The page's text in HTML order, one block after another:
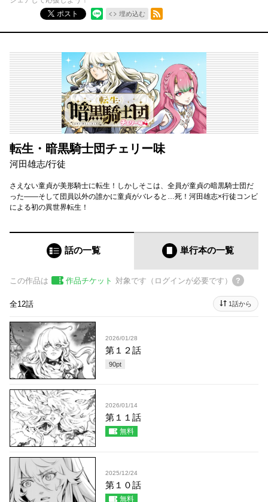
ポスト
埋め込む
RSSフィード
転生・暗黒騎士団チェリー味
河田雄志/行徒
さえない童貞が美形騎士に転生！しかしそこは、全員が童貞の暗黒騎士団だ
った――そして団員以外の誰かに童貞がバレると…死！河田雄志×行徒コンビ
による初の異世界転生！
話の一覧 単行本の一覧
この作品は 作品チケット 対象です（ログインが必要です）
全12話 1話から
2026/01/28
第１２話
90pt
2026/01/14
第１１話
無料
2025/12/24
第１０話
無料